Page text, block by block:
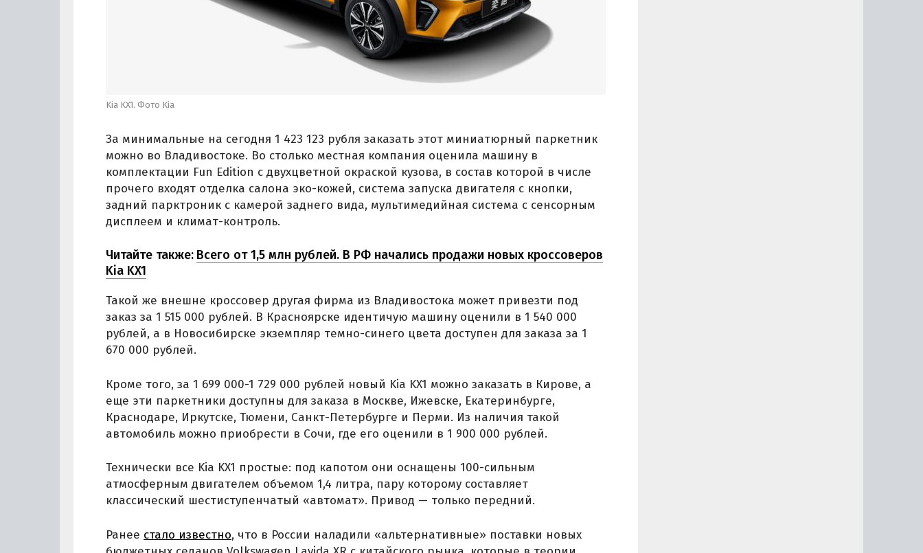
Kia KX1. Фото Kia
За минимальные на сегодня 1 423 123 рубля заказать этот миниатюрный паркетник
можно во Владивостоке. Во столько местная компания оценила машину в
комплектации Fun Edition с двухцветной окраской кузова, в состав которой в числе
прочего входят отделка салона эко-кожей, система запуска двигателя с кнопки,
задний парктроник с камерой заднего вида, мультимедийная система с сенсорным
дисплеем и климат-контроль.
Читайте также: Всего от 1,5 млн рублей. В РФ начались продажи новых кроссоверов
Kia KX1
Такой же внешне кроссовер другая фирма из Владивостока может привезти под
заказ за 1 515 000 рублей. В Красноярске идентичую машину оценили в 1 540 000
рублей, а в Новосибирске экземпляр темно-синего цвета доступен для заказа за 1
670 000 рублей.
Кроме того, за 1 699 000-1 729 000 рублей новый Kia KX1 можно заказать в Кирове, а
еще эти паркетники доступны для заказа в Москве, Ижевске, Екатеринбурге,
Краснодаре, Иркутске, Тюмени, Санкт-Петербурге и Перми. Из наличия такой
автомобиль можно приобрести в Сочи, где его оценили в 1 900 000 рублей.
Технически все Kia KX1 простые: под капотом они оснащены 100-сильным
атмосферным двигателем объемом 1,4 литра, пару которому составляет
классический шестиступенчатый «автомат». Привод — только передний.
Ранее стало известно, что в России наладили «альтернативные» поставки новых